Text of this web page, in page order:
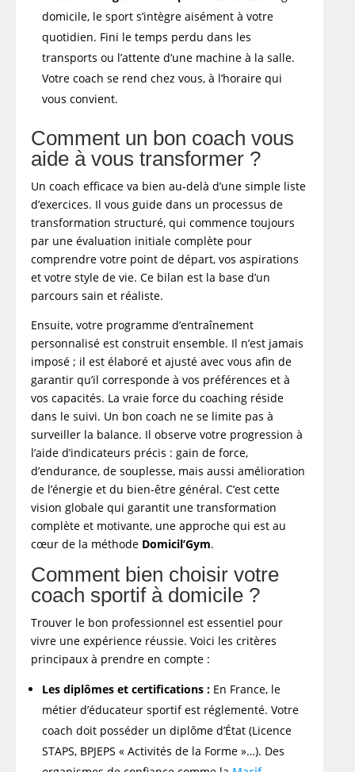
domicile, le sport s’intègre aisément à votre
quotidien. Fini le temps perdu dans les
transports ou l’attente d’une machine à la salle.
Votre coach se rend chez vous, à l’horaire qui
vous convient.
Comment un bon coach vous
aide à vous transformer ?
Un coach efficace va bien au-delà d’une simple liste
d’exercices. Il vous guide dans un processus de
transformation structuré, qui commence toujours
par une évaluation initiale complète pour
comprendre votre point de départ, vos aspirations
et votre style de vie. Ce bilan est la base d’un
parcours sain et réaliste.
Ensuite, votre programme d’entraînement
personnalisé est construit ensemble. Il n’est jamais
imposé ; il est élaboré et ajusté avec vous afin de
garantir qu’il corresponde à vos préférences et à
vos capacités. La vraie force du coaching réside
dans le suivi. Un bon coach ne se limite pas à
surveiller la balance. Il observe votre progression à
l’aide d’indicateurs précis : gain de force,
d’endurance, de souplesse, mais aussi amélioration
de l’énergie et du bien-être général. C’est cette
vision globale qui garantit une transformation
complète et motivante, une approche qui est au
cœur de la méthode Domicil’Gym.
Comment bien choisir votre
coach sportif à domicile ?
Trouver le bon professionnel est essentiel pour
vivre une expérience réussie. Voici les critères
principaux à prendre en compte :
Les diplômes et certifications : En France, le
métier d’éducateur sportif est réglementé. Votre
coach doit posséder un diplôme d’État (Licence
STAPS, BPJEPS « Activités de la Forme »…). Des